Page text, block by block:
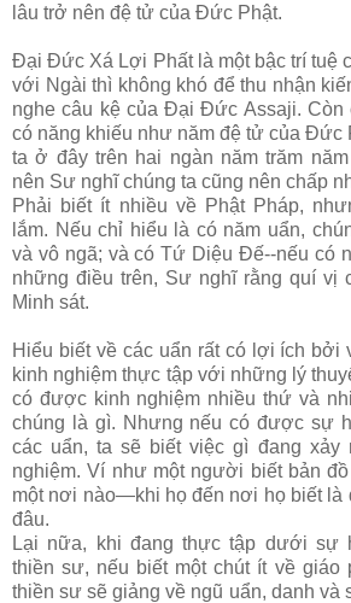
lâu trở nên đệ tử của Đức Phật.
Đại Đức Xá Lợi Phất là một bậc trí tuệ
với Ngài thì không khó để thu nhận
nghe câu kệ của Đại Đức Assaji. Còn
có năng khiếu như năm đệ tử của Đức
ta ở đây trên hai ngàn năm trăm
nên Sư nghĩ chúng ta cũng nên chấp
Phải biết ít nhiều về Phật Pháp,
lắm. Nếu chỉ hiểu là có năm uẩn,
và vô ngã; và có Tứ Diệu Đế--nếu có
những điều trên, Sư nghĩ rằng quí vị
Minh sát.
Hiểu biết về các uẩn rất có lợi ích bởi
kinh nghiệm thực tập với những lý
có được kinh nghiệm nhiều thứ và
chúng là gì. Nhưng nếu có được sự
các uẩn, ta sẽ biết việc gì đang xảy
nghiệm. Ví như một người biết bản
một nơi nào—khi họ đến nơi họ biết là
đâu.
Lại nữa, khi đang thực tập dưới sự
thiền sư, nếu biết một chút ít về giáo
thiền sư sẽ giảng về ngũ uẩn, danh